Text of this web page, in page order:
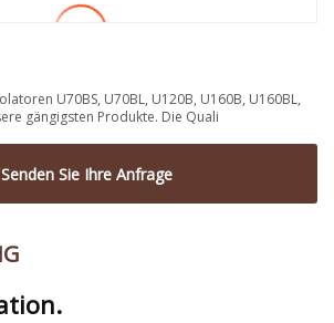
U70BS, U70BL, U120B, U160B, U160BL,
gängigsten Produkte. Die Quali
Senden Sie Ihre Anfrage